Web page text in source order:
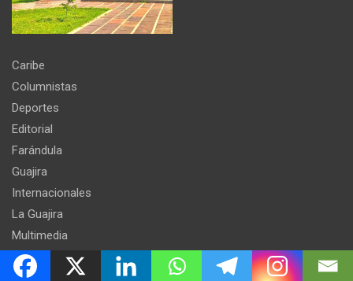
Caribe
Columnistas
Deportes
Editorial
Farándula
Guajira
Internacionales
La Guajira
Multimedia
Nacionales
Opinión